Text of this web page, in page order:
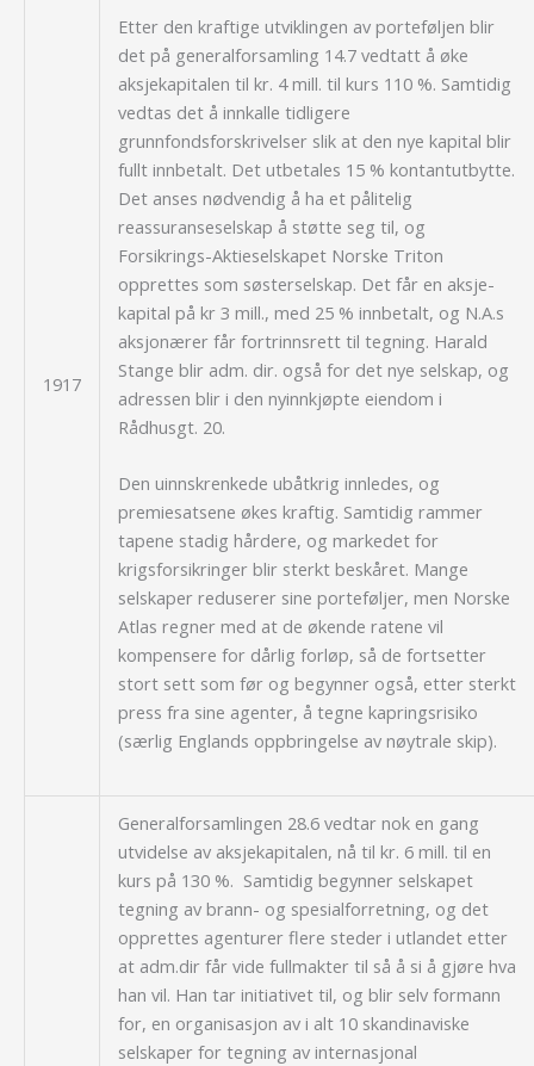
1917
Etter den kraftige utviklingen av porteføljen blir
det på generalforsamling 14.7 vedtatt å øke
aksjekapitalen til kr. 4 mill. til kurs 110 %. Samtidig
vedtas det å innkalle tidligere
grunnfondsforskrivelser slik at den nye kapital blir
fullt innbetalt. Det utbetales 15 % kontantutbytte.
Det anses nødvendig å ha et pålitelig
reassuranseselskap å støtte seg til, og
Forsikrings-Aktieselskapet Norske Triton
opprettes som søsterselskap. Det får en aksje­
kapital på kr 3 mill., med 25 % innbetalt, og N.A.s
aksjonærer får fortrinnsrett til tegning. Harald
Stange blir adm. dir. også for det nye selskap, og
adressen blir i den nyinnkjøpte eiendom i
Rådhusgt. 20.
Den uinnskrenkede ubåtkrig innledes, og
premiesatsene økes kraftig. Samtidig rammer
tapene stadig hårdere, og markedet for
krigsforsikringer blir sterkt beskåret. Mange
selskaper reduserer sine porteføljer, men Norske
Atlas regner med at de økende ratene vil
kompensere for dårlig forløp, så de fortsetter
stort sett som før og begynner også, etter sterkt
press fra sine agenter, å tegne kapringsrisiko
(særlig Englands oppbringelse av nøytrale skip).
Generalforsamlingen 28.6 vedtar nok en gang
utvidelse av aksjekapitalen, nå til kr. 6 mill. til en
kurs på 130 %. Samtidig begynner selskapet
tegning av brann- og spesialforretning, og det
opprettes agenturer flere steder i utlandet etter
at adm.dir får vide fullmakter til så å si å gjøre hva
han vil. Han tar initiativet til, og blir selv formann
for, en organisasjon av i alt 10 skandinaviske
selskaper for tegning av internasjonal